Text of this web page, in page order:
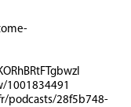
1001834491
podcasts/28f5b748-